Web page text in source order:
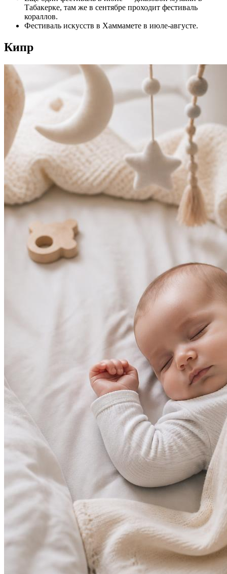
Табакерке, там же в сентябре проходит фестиваль
кораллов.
Фестиваль искусств в Хаммамете в июле-августе.
Кипр